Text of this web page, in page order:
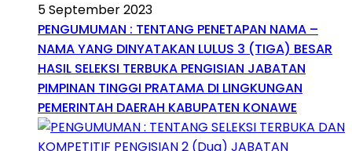
5 September 2023
PENGUMUMAN : TENTANG PENETAPAN NAMA –
NAMA YANG DINYATAKAN LULUS 3 (TIGA) BESAR
HASIL SELEKSI TERBUKA PENGISIAN JABATAN
PIMPINAN TINGGI PRATAMA DI LINGKUNGAN
PEMERINTAH DAERAH KABUPATEN KONAWE